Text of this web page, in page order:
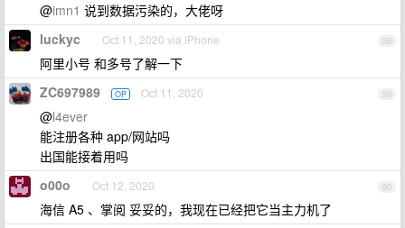
@imn1 说到数据污染的，大佬呀
58
luckyc Oct 11, 2020 via iPhone
阿里小号 和多号了解一下
59
ZC697989 OP Oct 11, 2020
@l4ever
能注册各种 app/网站吗
出国能接着用吗
60
o00o Oct 12, 2020
海信 A5 、掌阅 妥妥的，我现在已经把它当主力机了